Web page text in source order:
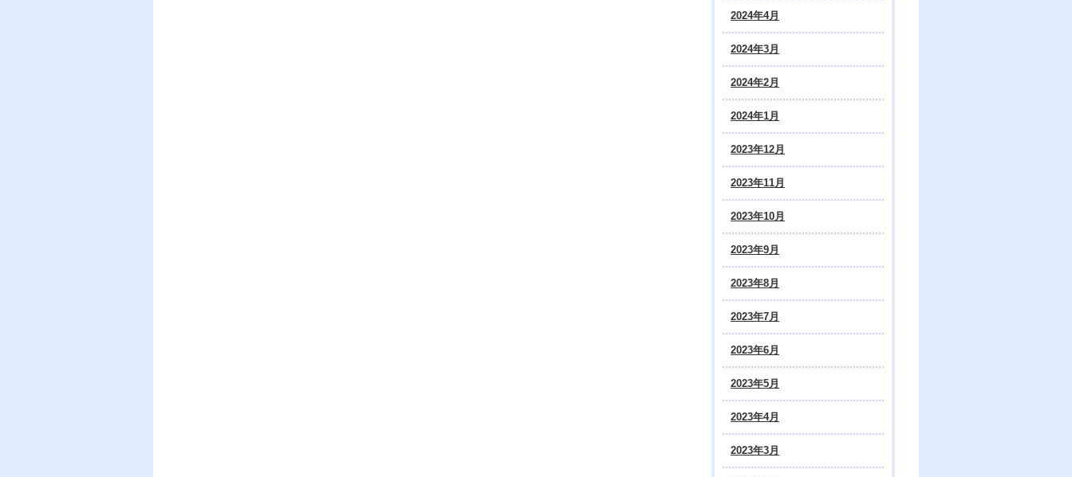
2024年4月
2024年3月
2024年2月
2024年1月
2023年12月
2023年11月
2023年10月
2023年9月
2023年8月
2023年7月
2023年6月
2023年5月
2023年4月
2023年3月